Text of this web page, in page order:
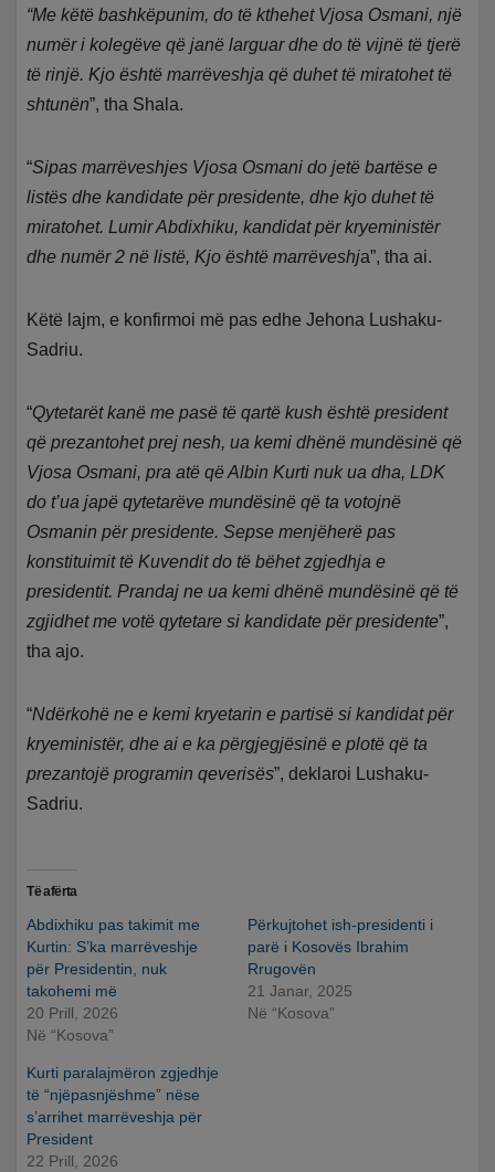
“Me këtë bashkëpunim, do të kthehet Vjosa Osmani, një
numër i kolegëve që janë larguar dhe do të vijnë të tjerë
të rinjë. Kjo është marrëveshja që duhet të miratohet të
shtunën”, tha Shala.
“Sipas marrëveshjes Vjosa Osmani do jetë bartëse e
listës dhe kandidate për presidente, dhe kjo duhet të
miratohet. Lumir Abdixhiku, kandidat për kryeministër
dhe numër 2 në listë, Kjo është marrëveshja”, tha ai.
Këtë lajm, e konfirmoi më pas edhe Jehona Lushaku-
Sadriu.
“Qytetarët kanë me pasë të qartë kush është president
që prezantohet prej nesh, ua kemi dhënë mundësinë që
Vjosa Osmani, pra atë që Albin Kurti nuk ua dha, LDK
do t’ua japë qytetarëve mundësinë që ta votojnë
Osmanin për presidente. Sepse menjëherë pas
konstituimit të Kuvendit do të bëhet zgjedhja e
presidentit. Prandaj ne ua kemi dhënë mundësinë që të
zgjidhet me votë qytetare si kandidate për presidente”,
tha ajo.
“Ndërkohë ne e kemi kryetarin e partisë si kandidat për
kryeministër, dhe ai e ka përgjegjësinë e plotë që ta
prezantojë programin qeverisës”, deklaroi Lushaku-
Sadriu.
Të afërta
Abdixhiku pas takimit me
Kurtin: S’ka marrëveshje
për Presidentin, nuk
takohemi më
20 Prill, 2026
Në “Kosova”
Përkujtohet ish-presidenti i
parë i Kosovës Ibrahim
Rrugovën
21 Janar, 2025
Në “Kosova”
Kurti paralajmëron zgjedhje
të “njëpasnjëshme” nëse
s’arrihet marrëveshja për
President
22 Prill, 2026